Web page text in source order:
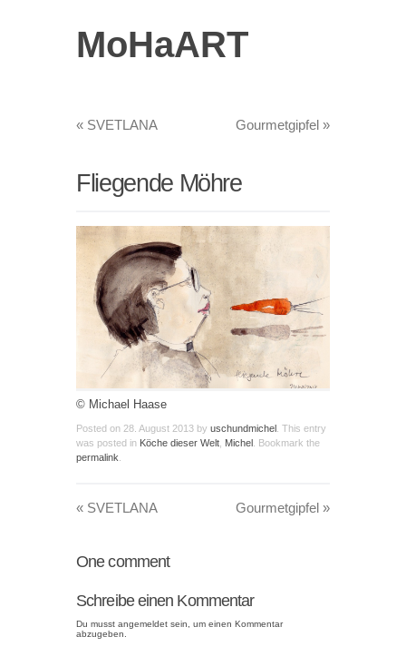
MoHaART
« SVETLANA Gourmetgipfel »
Fliegende Möhre
© Michael Haase
Posted on 28. August 2013 by uschundmichel . This entry
was posted in Köche dieser Welt Michel . Bookmark the
permalink
« SVETLANA Gourmetgipfel »
Onecomment
Schreibe einen Kommentar
Du musst angemeldet sein, um einen Kommentar
abzugeben.